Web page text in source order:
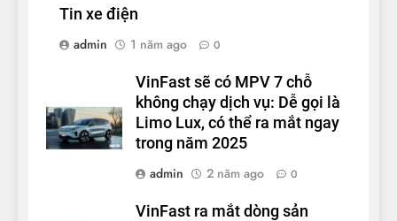
Tin xe điện
admin
1 năm ago 0
VinFast sẽ có MPV 7 chỗ
không chạy dịch vụ: Dễ gọi là
Limo Lux, có thể ra mắt ngay
trong năm 2025
admin
2 năm ago 0
VinFast ra mắt dòng sản